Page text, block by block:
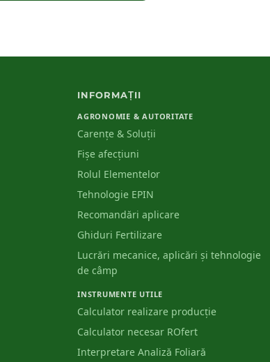
INFORMAȚII
AGRONOMIE & AUTORITATE
Carențe & Soluții
Fișe afecțiuni
Rolul Elementelor
Tehnologie EPIN
Recomandări aplicare
Ghiduri Fertilizare
Lucrări mecanice, aplicări și tehnologie
de câmp
INSTRUMENTE UTILE
Calculator realizare producție
Calculator necesar ROfert
Interpretare Analiză Foliară